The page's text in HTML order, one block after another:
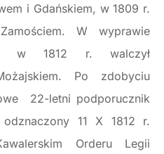
i Gdańskiem, w 1809 r.
W wyprawie
w 1812 r. walczył
Po zdobyciu
22-letni podporucznik
11 X 1812 r.
Orderu Legii